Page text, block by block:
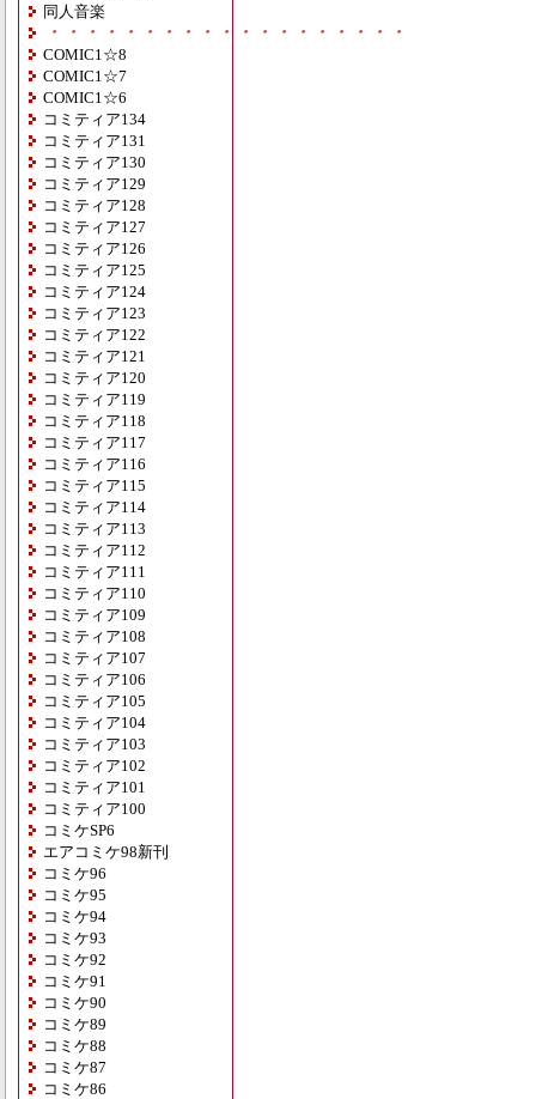
同人音楽
・・・・・・・・・・・・・・・・・・・
COMIC1☆8
COMIC1☆7
COMIC1☆6
コミティア134
コミティア131
コミティア130
コミティア129
コミティア128
コミティア127
コミティア126
コミティア125
コミティア124
コミティア123
コミティア122
コミティア121
コミティア120
コミティア119
コミティア118
コミティア117
コミティア116
コミティア115
コミティア114
コミティア113
コミティア112
コミティア111
コミティア110
コミティア109
コミティア108
コミティア107
コミティア106
コミティア105
コミティア104
コミティア103
コミティア102
コミティア101
コミティア100
コミケSP6
エアコミケ98新刊
コミケ96
コミケ95
コミケ94
コミケ93
コミケ92
コミケ91
コミケ90
コミケ89
コミケ88
コミケ87
コミケ86